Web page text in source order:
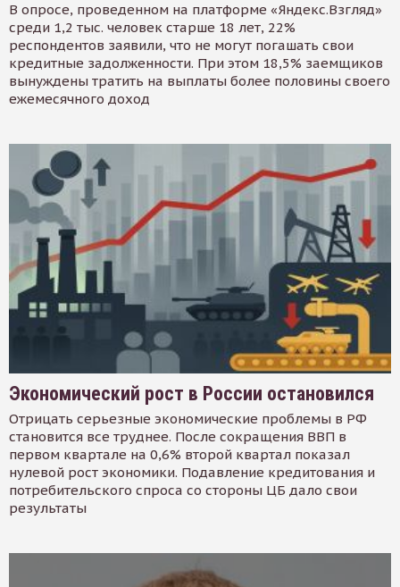
В опросе, проведенном на платформе «Яндекс.Взгляд»
среди 1,2 тыс. человек старше 18 лет, 22%
респондентов заявили, что не могут погашать свои
кредитные задолженности. При этом 18,5% заемщиков
вынуждены тратить на выплаты более половины своего
ежемесячного доход
Экономический рост в России остановился
Отрицать серьезные экономические проблемы в РФ
становится все труднее. После сокращения ВВП в
первом квартале на 0,6% второй квартал показал
нулевой рост экономики. Подавление кредитования и
потребительского спроса со стороны ЦБ дало свои
результаты